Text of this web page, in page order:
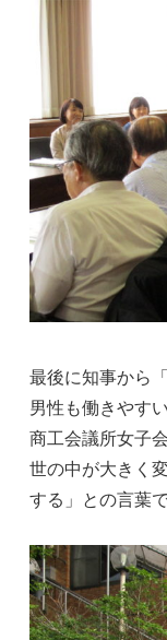
最後に知事から
男性も働きやす
商工会議所女子
世の中が大きく
する」との言葉